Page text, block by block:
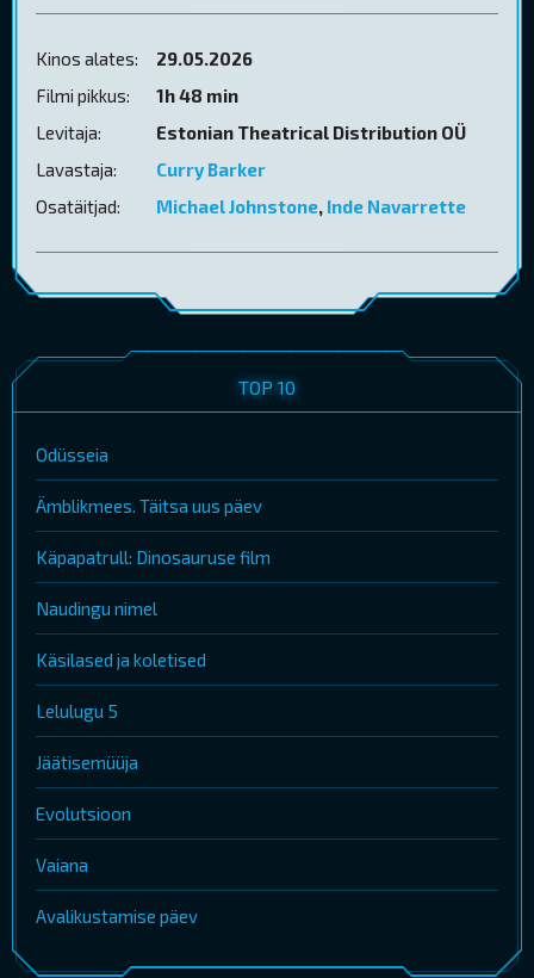
Kinos alates:
29.05.2026
Filmi pikkus:
1h 48 min
Levitaja:
Estonian Theatrical Distribution OÜ
Lavastaja:
Curry Barker
Osatäitjad:
Michael Johnstone, Inde Navarrette
TOP 10
Odüsseia
Ämblikmees. Täitsa uus päev
Käpapatrull: Dinosauruse film
Naudingu nimel
Käsilased ja koletised
Lelulugu 5
Jäätisemüüja
Evolutsioon
Vaiana
Avalikustamise päev